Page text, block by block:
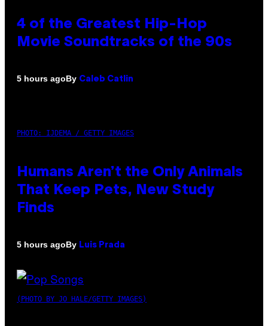
4 of the Greatest Hip-Hop
Movie Soundtracks of the 90s
5 hours agoBy Caleb Catlin
PHOTO: IJDEMA / GETTY IMAGES
Humans Aren’t the Only Animals
That Keep Pets, New Study
Finds
5 hours agoBy Luis Prada
(PHOTO BY JO HALE/GETTY IMAGES)